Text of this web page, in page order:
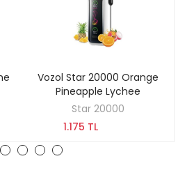
SEPETE EKLE
Vozol Star 20000 Orange
Pineapple Lychee
Star 20000
1.175 TL